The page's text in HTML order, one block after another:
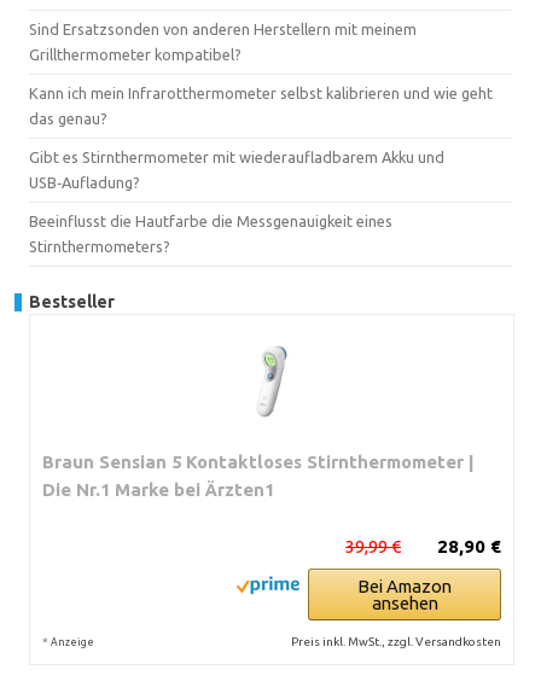
Sind Ersatzsonden von anderen Herstellern mit meinem
Grillthermometer kompatibel?
Kann ich mein Infrarotthermometer selbst kalibrieren und wie geht
das genau?
Gibt es Stirnthermometer mit wiederaufladbarem Akku und
USB‑Aufladung?
Beeinflusst die Hautfarbe die Messgenauigkeit eines
Stirnthermometers?
Bestseller
Braun Sensian 5 Kontaktloses Stirnthermometer |
Die Nr.1 Marke bei Ärzten1
28,90 €
39,99 €
Bei Amazon
ansehen
* Anzeige Preis inkl. MwSt., zzgl. Versandkosten